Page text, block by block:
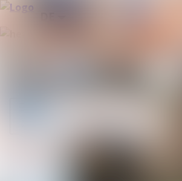
Meldungen
Mediengalerie